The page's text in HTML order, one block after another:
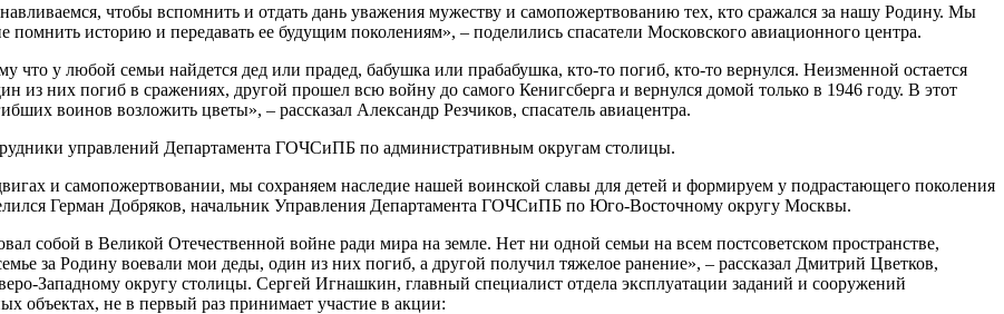
чтобы вспомнить и отдать дань уважения мужеству и самопожертвованию тех, кто сражался за нашу Родину. Мы
историю и передавать ее будущим поколениям», – поделились спасатели Московского авиационного центра.
у любой семьи найдется дед или прадед, бабушка или прабабушка, кто-то погиб, кто-то вернулся. Неизменной остается
из них погиб в сражениях, другой прошел всю войну до самого Кенигсберга и вернулся домой только в 1946 году. В этот
воинов возложить цветы», – рассказал Александр Резчиков, спасатель авиацентра.
управлений Департамента ГОЧСиПБ по административным округам столицы.
и самопожертвовании, мы сохраняем наследие нашей воинской славы для детей и формируем у подрастающего поколения
Герман Добряков, начальник Управления Департамента ГОЧСиПБ по Юго-Восточному округу Москвы.
собой в Великой Отечественной войне ради мира на земле. Нет ни одной семьи на всем постсоветском пространстве,
за Родину воевали мои деды, один из них погиб, а другой получил тяжелое ранение», – рассказал Дмитрий Цветков,
Западному округу столицы. Сергей Игнашкин, главный специалист отдела эксплуатации заданий и сооружений
объектах, не в первый раз принимает участие в акции: